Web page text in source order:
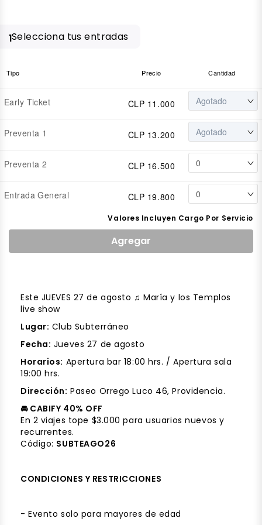
Selecciona tus entradas
1
Tipo Precio Cantidad
Early Ticket CLP 11.000
Preventa 1 CLP 13.200
Preventa 2 CLP 16.500
Entrada General CLP 19.800
Valores Incluyen Cargo Por Servicio
Agregar
Este JUEVES 27 de agosto ♫ María y los Templos
live show
Lugar: Club Subterráneo
Fecha: Jueves 27 de agosto
Horarios: Apertura bar 18:00 hrs. / Apertura sala
19:00 hrs.
Dirección: Paseo Orrego Luco 46, Providencia.
🚘 CABIFY 40% OFF
En 2 viajes tope $3.000 para usuarios nuevos y
recurrentes.
Código: SUBTEAGO26
CONDICIONES Y RESTRICCIONES
- Evento solo para mayores de edad